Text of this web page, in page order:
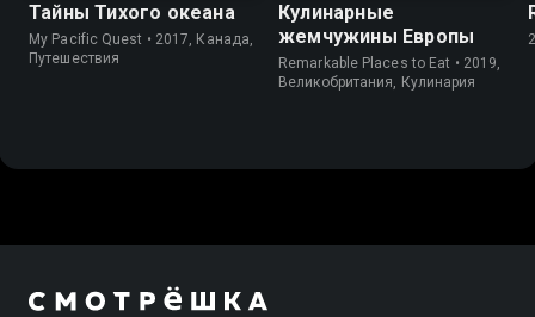
Тайны Тихого океана
My Pacific Quest • 2017, Канада,
Путешествия
Кулинарные
жемчужины Европы
Remarkable Places to Eat • 2019,
Великобритания, Кулинария